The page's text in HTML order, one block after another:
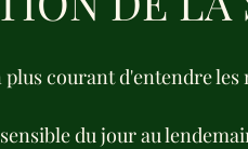
plus courant d'entendre
du jour au